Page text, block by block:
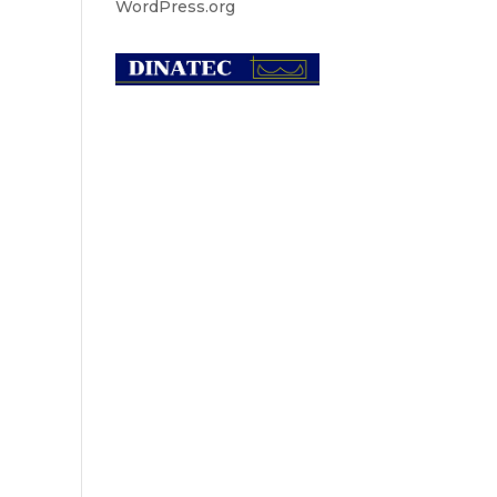
WordPress.org